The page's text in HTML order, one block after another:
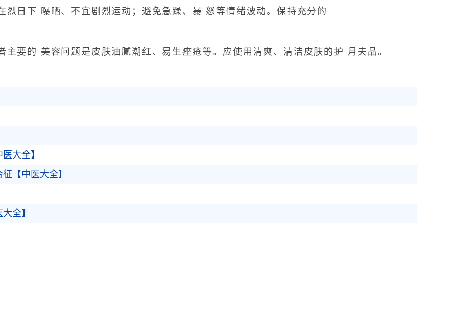
日下 曝晒、不宜剧烈运动；避免急躁、暴 怒等情绪波动。保持充分的
要的 美容问题是皮肤油腻潮红、易生痤疮等。应使用清爽、清洁皮肤的护 月夫品。
大全】
【中医大全】
全】